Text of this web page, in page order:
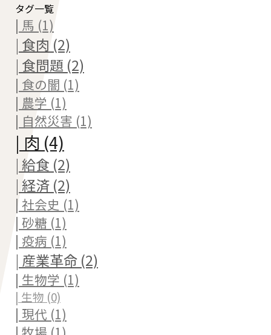
タグ一覧
| 馬 (1)
| 食肉 (2)
| 食問題 (2)
| 食の闇 (1)
| 農学 (1)
| 自然災害 (1)
| 肉 (4)
| 給食 (2)
| 経済 (2)
| 社会史 (1)
| 砂糖 (1)
| 疫病 (1)
| 産業革命 (2)
| 生物学 (1)
| 生物 (0)
| 現代 (1)